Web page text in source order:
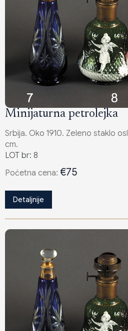
Minijaturna petrolejka
Srbija. Oko 1910. Zeleno staklo
cm.
LOT br: 8
Poċetna cena: €75
Detaljnije